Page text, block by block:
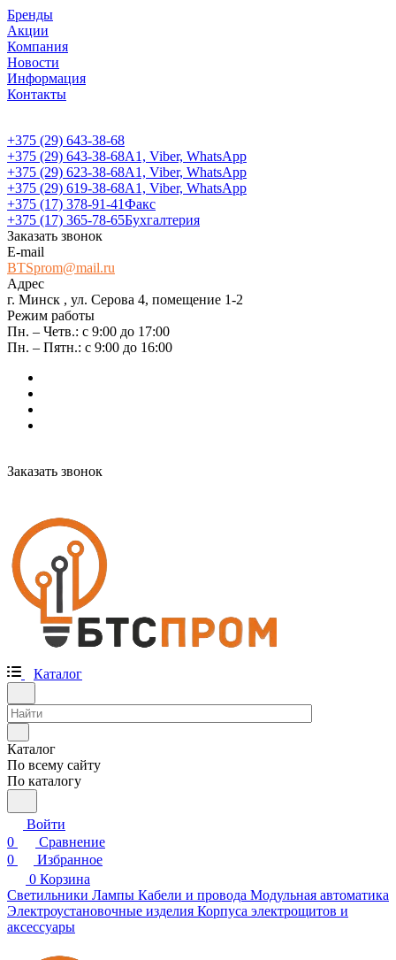
Бренды
Акции
Компания
Новости
Информация
Контакты
+375 (29) 643-38-68
+375 (29) 643-38-68А1, Viber, WhatsApp
+375 (29) 623-38-68А1, Viber, WhatsApp
+375 (29) 619-38-68А1, Viber, WhatsApp
+375 (17) 378-91-41Факс
+375 (17) 365-78-65Бухгалтерия
Заказать звонок
E-mail
BTSprom@mail.ru
Адрес
г. Минск , ул. Серова 4, помещение 1-2
Режим работы
Пн. – Четв.: с 9:00 до 17:00
Пн. – Пятн.: с 9:00 до 16:00
Заказать звонок
Каталог
Каталог
По всему сайту
По каталогу
Войти
0
Сравнение
0
Избранное
0 Корзина
Светильники Лампы Кабели и провода Модульная автоматика
Электроустановочные изделия Корпуса электрощитов и
аксессуары